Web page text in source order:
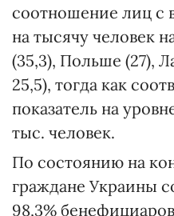
соотношение лиц с
на тысячу человек
(35,3), Польше (27),
25,5), тогда как
показатель на
тыс. человек.
По состоянию на
граждане Украины
98,3%